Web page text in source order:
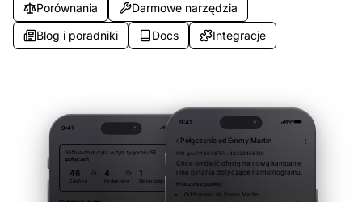
Porównania
Darmowe narzędzia
Blog i poradniki
Docs Integracje